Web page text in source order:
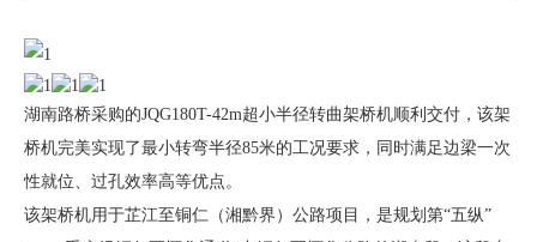
湖南路桥采购的JQG180T-42m超小半径转曲架桥机顺利交付，该架
桥机完美实现了最小转弯半径85米的工况要求，同时满足边梁一次
性就位、过孔效率高等优点。
该架桥机用于芷江至铜仁（湘黔界）公路项目，是规划第“五纵”